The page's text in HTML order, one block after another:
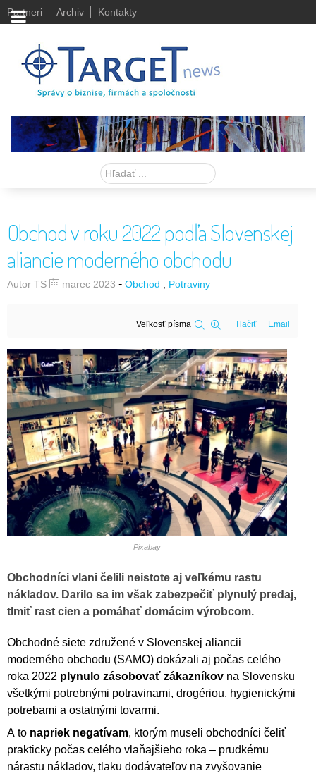
Partneri Archiv Kontakty
Hľadať
Obchod v roku 2022 podľa Slovenskej
aliancie moderného obchodu
Autor TS marec 2023 - Obchod Potraviny
Veľkosť písma Tlačiť Email
Pixabay
Obchodníci vlani čelili neistote aj veľkému rastu
nákladov. Darilo sa im však zabezpečiť plynulý predaj,
tlmiť rast cien a pomáhať domácim výrobcom.
Obchodné siete združené v Slovenskej aliancii
moderného obchodu (SAMO) dokázali aj počas celého
roka 2022 plynulo zásobovať zákazníkov na Slovensku
všetkými potrebnými potravinami, drogériou, hygienickými
potrebami a ostatnými tovarmi.
A to napriek negatívam, ktorým museli obchodníci čeliť
prakticky počas celého vlaňajšieho roka – prudkému
nárastu nákladov, tlaku dodávateľov na zvyšovanie